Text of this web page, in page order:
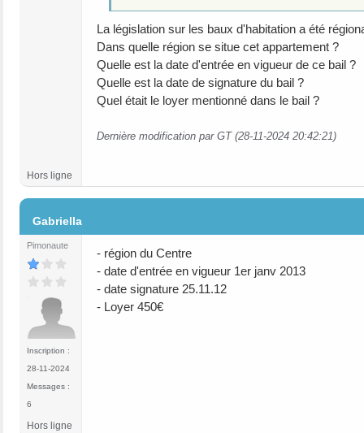
La législation sur les baux d'habitation a été
Dans quelle région se situe cet appartement ?
Quelle est la date d'entrée en vigueur de ce bail ?
Quelle est la date de signature du bail ?
Quel était le loyer mentionné dans le bail ?
Dernière modification par GT (28-11-2024 20:42:21)
Hors ligne
Gabriella
Pimonaute
Inscription :
28-11-2024
Messages :
6
- région du Centre
- date d'entrée en vigueur 1er janv 2013
- date signature 25.11.12
- Loyer 450€
Hors ligne